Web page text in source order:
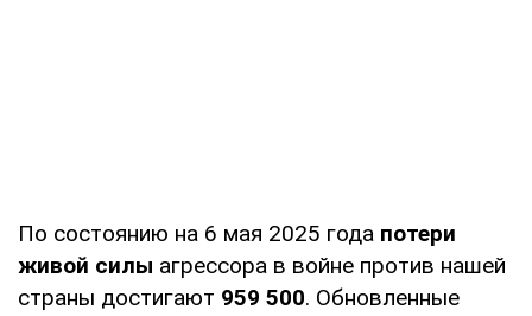
По состоянию на 6 мая 2025 года потери
живой силы агрессора в войне против нашей
страны достигают 959 500. Обновленные